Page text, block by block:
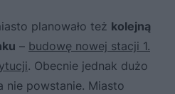
planowało też kolejną
– budowę nowej stacji 1.
. Obecnie jednak dużo
nie powstanie. Miasto